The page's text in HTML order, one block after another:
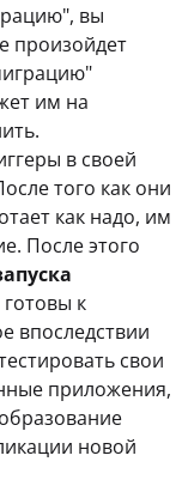
вы
произойдет
им на
в своей
того как они
как надо, им
После этого
к
впоследствии
свои
приложения,
новой